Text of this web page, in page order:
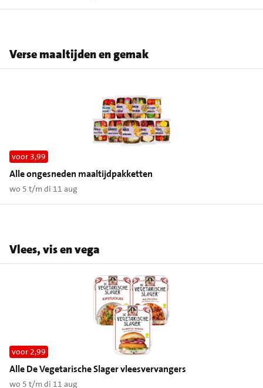
Verse maaltijden en gemak
voor 3,99
Alle ongesneden maaltijdpakketten
wo 5 t/m di 11 aug
Vlees, vis en vega
voor 2,99
Alle De Vegetarische Slager vleesvervangers
wo 5 t/m di 11 aug